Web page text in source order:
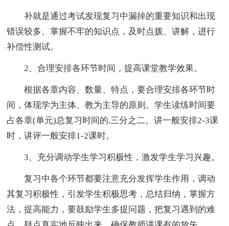
补就是通过考试发现复习中漏掉的重要知识和出现
错误较多、掌握不牢的知识点，及时点拨、讲解，进行
补偿性测试。
2、合理安排各环节时间，提高课堂教学效果。
根据各章内容、数量、特点，要合理安排各环节时
间，体现学为主体、教为主导的原则。学生读练时间要
占各章(单元)总复习时间的.三分之二。讲一般安排2-3课
时，讲评一般安排1-2课时。
3、充分调动学生学习积极性，激发学生学习兴趣。
复习中各个环节都要注意充分发挥学生作用，调动
其复习积极性，引发学生积极思考，总结归纳，掌握方
法，提高能力，要鼓励学生多提问题，把复习遇到的难